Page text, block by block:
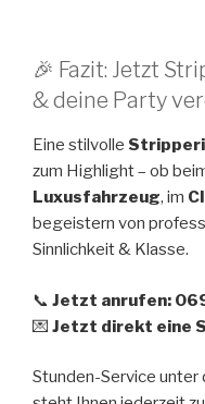
🎉 Fazit: Jetzt
& deine Party
Eine stilvolle
zum Highlight – ob
Luxusfahrzeug, im
begeistern von
Sinnlichkeit & Klasse.
📞 Jetzt anrufen:
💌 Jetzt direkt eine
Stunden-Service unter